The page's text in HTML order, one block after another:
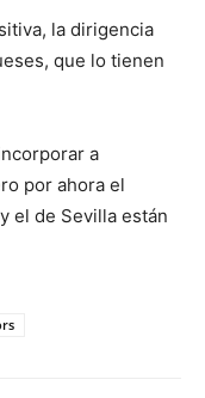
la dirigencia
que lo tienen
a
por ahora el
el de Sevilla están